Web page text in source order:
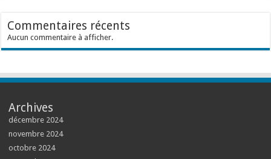
Commentaires récents
Aucun commentaire à afficher.
Archives
décembre 2024
novembre 2024
octobre 2024